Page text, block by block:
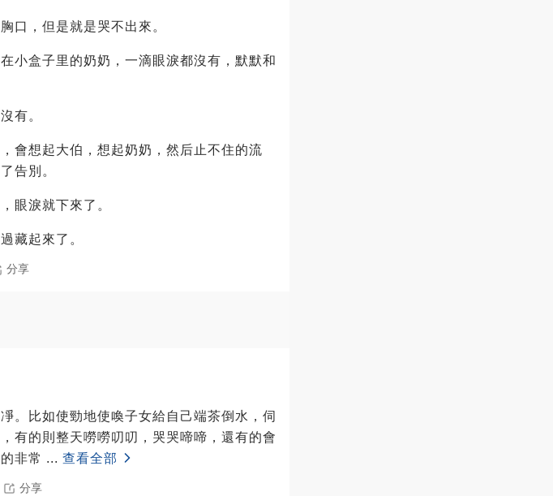
口，但是就是哭不出來。
小盒子里的奶奶，一滴眼淚都沒有，默默和
有。
會想起大伯，想起奶奶，然后止不住的流
告別。
眼淚就下來了。
藏起來了。
分享
。比如使勁地使喚子女給自己端茶倒水，伺
有的則整天嘮嘮叨叨，哭哭啼啼，還有的會
非常 ... 查看全部
分享